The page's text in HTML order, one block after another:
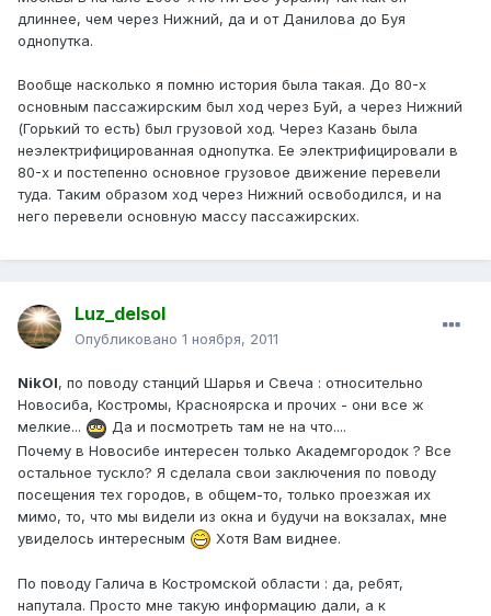
длиннее, чем через Нижний, да и от Данилова до Буя
однопутка.
Вообще насколько я помню история была такая. До 80-х
основным пассажирским был ход через Буй, а через Нижний
(Горький то есть) был грузовой ход. Через Казань была
неэлектрифицированная однопутка. Ее электрифицировали в
80-х и постепенно основное грузовое движение перевели
туда. Таким образом ход через Нижний освободился, и на
него перевели основную массу пассажирских.
Luz_delsol
Опубликовано 1 ноября, 2011
NikOl, по поводу станций Шарья и Свеча : относительно
Новосиба, Костромы, Красноярска и прочих - они все ж
мелкие...
Да и посмотреть там не на что....
Почему в Новосибе интересен только Академгородок ? Все
остальное тускло? Я сделала свои заключения по поводу
посещения тех городов, в общем-то, только проезжая их
мимо, то, что мы видели из окна и будучи на вокзалах, мне
увиделось интересным
Хотя Вам виднее.
По поводу Галича в Костромской области : да, ребят,
напутала. Просто мне такую информацию дали, а к